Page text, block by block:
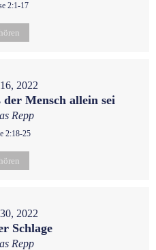
2:1-17
2022
Mensch allein sei
Repp
2:18-25
2022
Schlage
Repp